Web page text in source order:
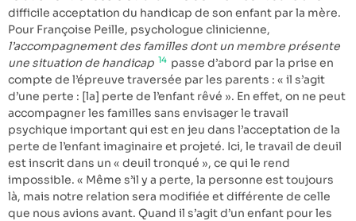
difficile acceptation du handicap de son enfant par la mère.
Pour Françoise Peille, psychologue clinicienne,
l’accompagnement des familles dont un membre présente
une situation de handicap 14 passe d’abord par la prise en
compte de l’épreuve traversée par les parents : « il s’agit
d’une perte : [la] perte de l’enfant rêvé ». En effet, on ne peut
accompagner les familles sans envisager le travail
psychique important qui est en jeu dans l’acceptation de la
perte de l’enfant imaginaire et projeté. Ici, le travail de deuil
est inscrit dans un « deuil tronqué », ce qui le rend
impossible. « Même s’il y a perte, la personne est toujours
là, mais notre relation sera modifiée et différente de celle
que nous avions avant. Quand il s’agit d’un enfant pour les